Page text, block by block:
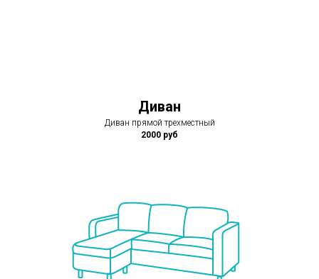
Диван
Диван прямой трехместный
2000 руб